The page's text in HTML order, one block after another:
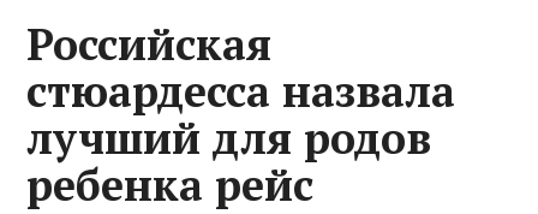
Российская
стюардесса назвала
лучший для родов
ребенка рейс